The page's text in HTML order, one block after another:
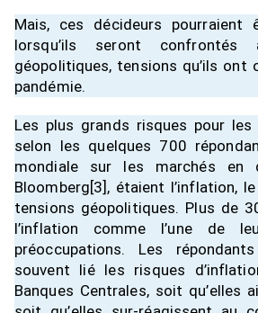
Mais, ces décideurs pourraient
lorsqu’ils seront
géopolitiques, tensions qu’ils ont
pandémie.
Les plus grands risques pour
selon les quelques 700
mondiale sur les marchés en
Bloomberg[3] , étaient l’inflation,
tensions géopolitiques. Plus de
l’inflation comme l’une de
préoccupations. Les
souvent lié les risques
Banques Centrales, soit qu’elles